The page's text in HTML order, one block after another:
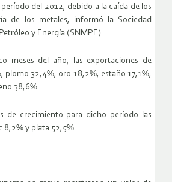
del 2012, debido a la caída de los
de los metales, informó la Sociedad
y Energía (SNMPE).
meses del año, las exportaciones de
plomo 32,4%, oro 18,2%, estaño 17,1%,
38,6%.
de crecimiento para dicho período las
8,2% y plata 52,5%.